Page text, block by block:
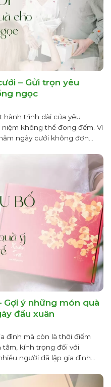
– Gửi trọn yêu
ngọc
hành trình dài của yêu
không thể đong đếm. Vì
ngày cưới không đơn
Gợi ý những món quà
đầu xuân
đình mà còn là thời điểm
kính trọng đối với
người đã lập gia đình